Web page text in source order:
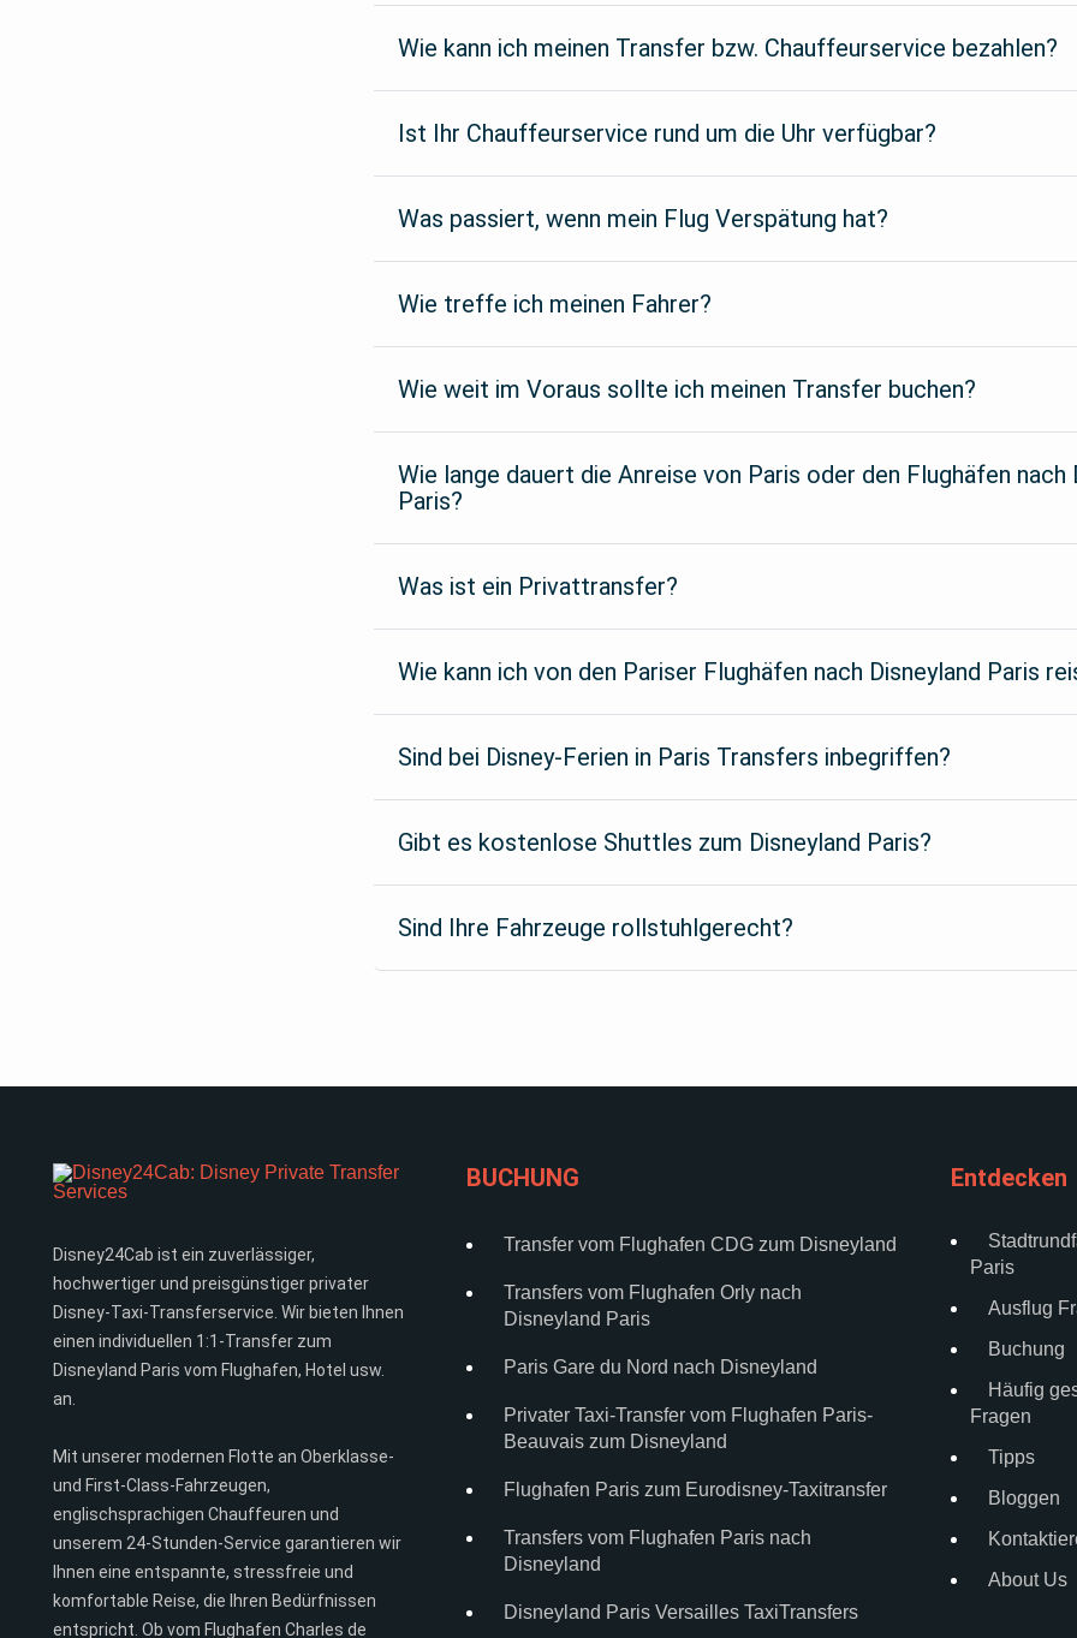
Wie kann ich meinen Transfer bzw. Chauffeurservice bezahlen?
Ist Ihr Chauffeurservice rund um die Uhr verfügbar?
Was passiert, wenn mein Flug Verspätung hat?
Wie treffe ich meinen Fahrer?
Wie weit im Voraus sollte ich meinen Transfer buchen?
Wie lange dauert die Anreise von Paris oder den Flughäfen nach
Paris?
Was ist ein Privattransfer?
Wie kann ich von den Pariser Flughäfen nach Disneyland Paris
Sind bei Disney-Ferien in Paris Transfers inbegriffen?
Gibt es kostenlose Shuttles zum Disneyland Paris?
Sind Ihre Fahrzeuge rollstuhlgerecht?
Disney24Cab ist ein zuverlässiger,
hochwertiger und preisgünstiger privater
Disney-Taxi-Transferservice. Wir bieten Ihnen
einen individuellen 1:1-Transfer zum
Disneyland Paris vom Flughafen, Hotel usw.
an.
Mit unserer modernen Flotte an Oberklasse-
und First-Class-Fahrzeugen,
englischsprachigen Chauffeuren und
unserem 24-Stunden-Service garantieren wir
Ihnen eine entspannte, stressfreie und
komfortable Reise, die Ihren Bedürfnissen
entspricht. Ob vom Flughafen Charles de
BUCHUNG
Transfer vom Flughafen CDG zum Disneyland
Transfers vom Flughafen Orly nach
Disneyland Paris
Paris Gare du Nord nach Disneyland
Privater Taxi-Transfer vom Flughafen Paris-
Beauvais zum Disneyland
Flughafen Paris zum Eurodisney-Taxitransfer
Transfers vom Flughafen Paris nach
Disneyland
Disneyland Paris Versailles TaxiTransfers
Entdecken
Paris
Ausflug
Buchung
Häufig
Fragen
Tipps
Bloggen
About Us